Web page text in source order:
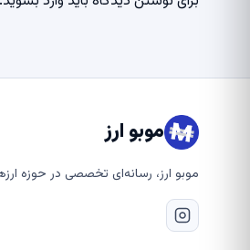
موبو ارز
موبو ارز، رسانه‌ای تخصصی در حوزه